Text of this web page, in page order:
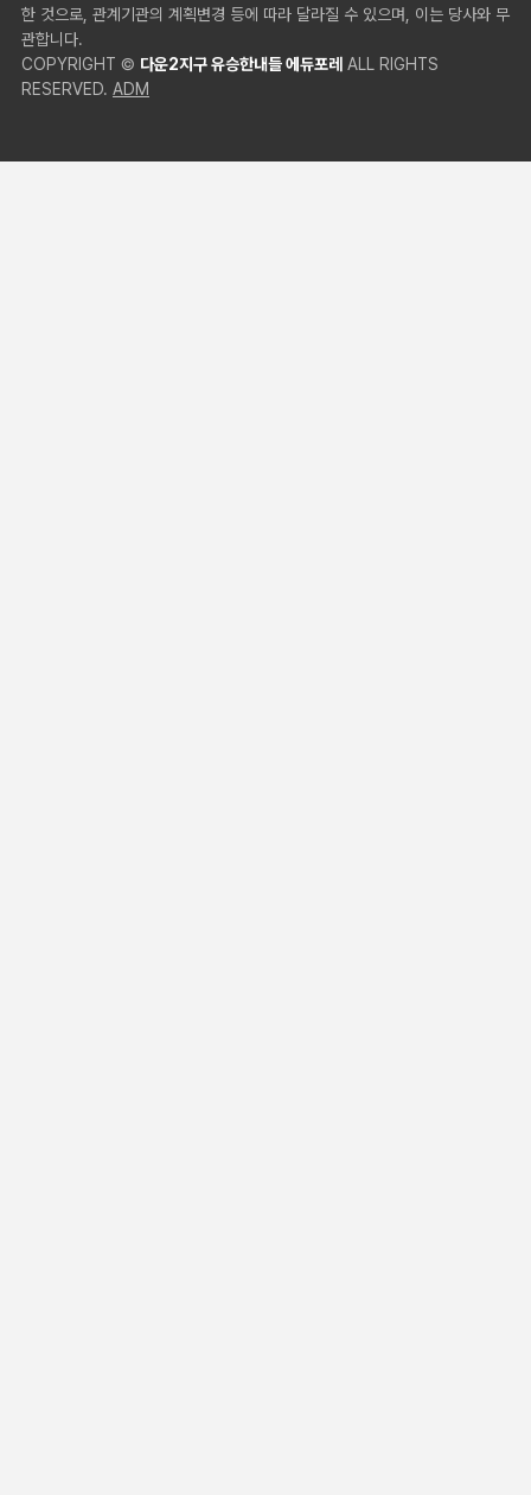
한 것으로, 관계기관의 계획변경 등에 따라 달라질 수 있으며, 이는 당사와 무
관합니다.
COPYRIGHT © 다운2지구 유승한내들 에듀포레 ALL RIGHTS
RESERVED. ADM